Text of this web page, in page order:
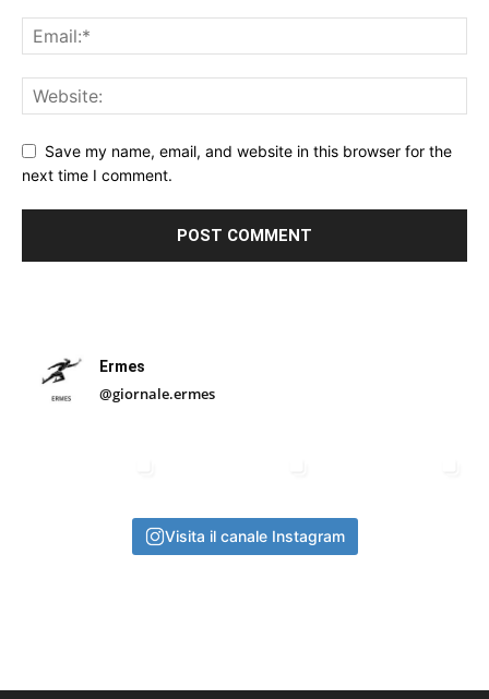
Save my name, email, and website in this browser for the
next time I comment.
Ermes
@giornale.ermes
Visita il canale Instagram